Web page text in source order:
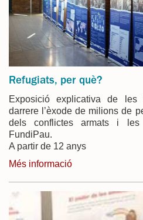
Refugiats, per què?
Exposició explicativa de les
darrere l’èxode de milions de
dels conflictes armats i les
FundiPau.
A partir de 12 anys
Més informació